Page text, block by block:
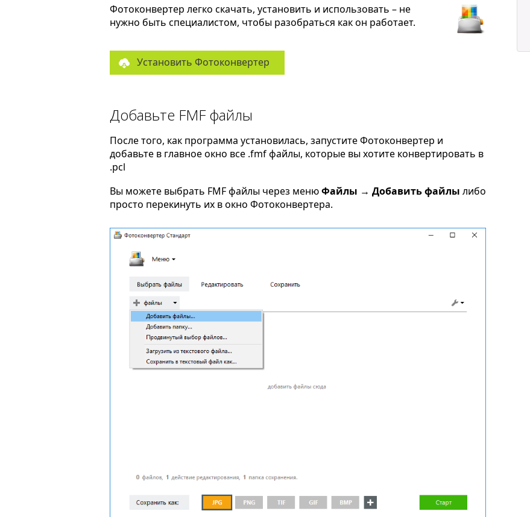
Фотоконвертер легко скачать, установить и использовать – не
нужно быть специалистом, чтобы разобраться как он работает.
Установить Фотоконвертер
Добавьте FMF файлы
После того, как программа установилась, запустите Фотоконвертер и
добавьте в главное окно все .fmf файлы, которые вы хотите конвертировать в
.pcl
Вы можете выбрать FMF файлы через менюФайлы → Добавить файлы либо
просто перекинуть их в окно Фотоконвертера.